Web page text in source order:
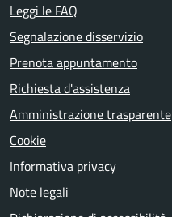
Leggi le FAQ
Segnalazione disservizio
Prenota appuntamento
Richiesta d'assistenza
Amministrazione trasparente
Cookie
Informativa privacy
Note legali